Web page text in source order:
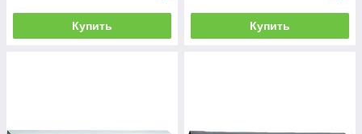
Купить Купить